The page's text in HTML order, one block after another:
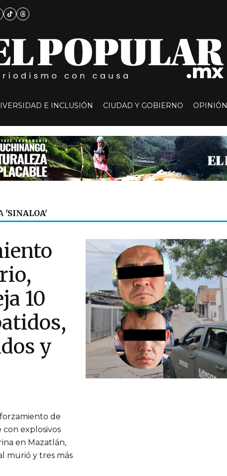
E INCLUSIÓN CIUDAD Y GOBIERNO OPINIÓN
'SINALOA'
10
y
de
explosivos
en Mazatlán,
murió y tres más